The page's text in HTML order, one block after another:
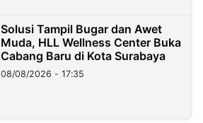
Solusi Tampil Bugar dan Awet
Muda, HLL Wellness Center Buka
Cabang Baru di Kota Surabaya
08/08/2026 - 17:35